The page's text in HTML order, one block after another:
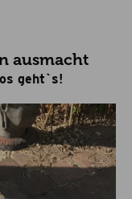
ausmacht
geht`s!